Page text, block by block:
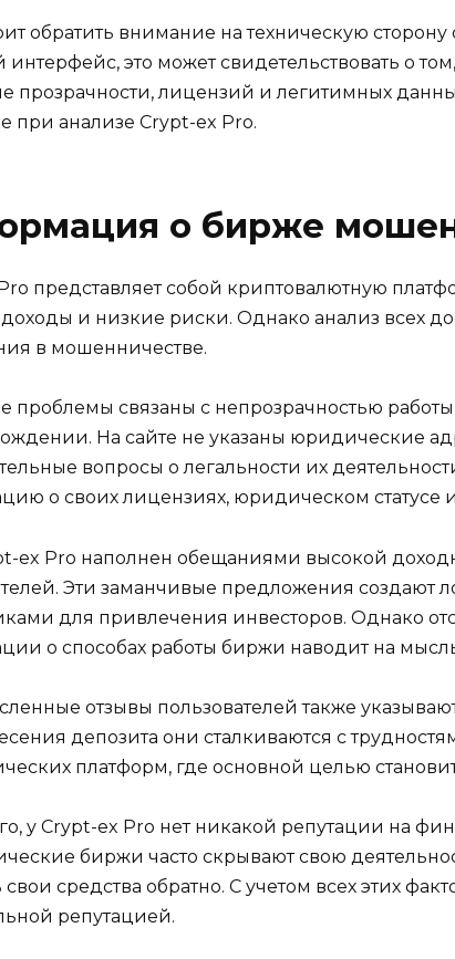
обратить внимание на техническую
интерфейс, это может свидетельствовать о
прозрачности, лицензий и легитимных
при анализе Crypt-ex Pro.
о бирже
представляет собой криптовалютную
и низкие риски. Однако анализ всех
в мошенничестве.
проблемы связаны с непрозрачностью
На сайте не указаны юридические
вопросы о легальности их
о своих лицензиях, юридическом статусе
ex Pro наполнен обещаниями высокой
Эти заманчивые предложения создают
для привлечения инвесторов. Однако
о способах работы биржи наводит на
отзывы пользователей также
депозита они сталкиваются с
платформ, где основной целью
у Crypt-ex Pro нет никакой репутации на
биржи часто скрывают свою
свои средства обратно. С учетом всех этих
репутацией.